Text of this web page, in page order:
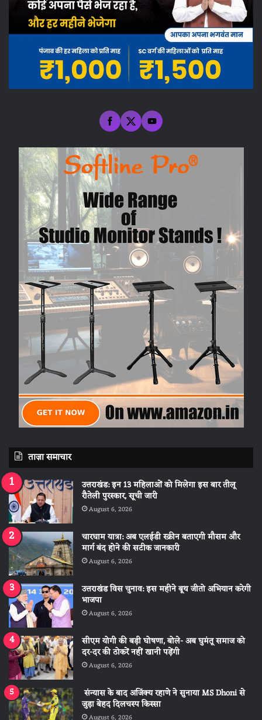
ताज़ा समाचार
उत्तराखंड: इन 13 महिलाओं को मिलेगा इस बार तीलू
रौतेली पुरस्कार, सूची जारी
August 6, 2026
चारधाम यात्रा: अब एलईडी स्क्रीन बताएगी मौसम और
मार्ग बंद होने की सटीक जानकारी
August 6, 2026
उत्तराखंड विस चुनाव: इस महीने बूथ जीतो अभियान करेगी
भाजपा
August 6, 2026
सीएम योगी की बड़ी घोषणा, बोले- अब घुमंतू समाज को
दर-दर की ठोकरें नहीं खानी पड़ेंगी
August 6, 2026
संन्यास के बाद अजिंक्‍य रहाणे ने सुनाया MS Dhoni से
जुड़ा बेहद दिलचस्प किस्सा